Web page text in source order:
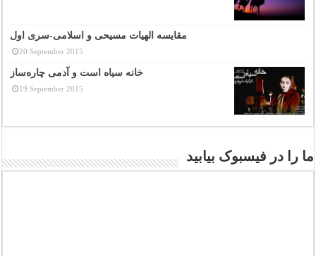
مقایسه الهیات مسیحی و اسلامی-سری اول
20 September 2015
خانه سیاه است و آدمی چاره‌ساز
19 September 2015
ما را در فیسبوک بیابید